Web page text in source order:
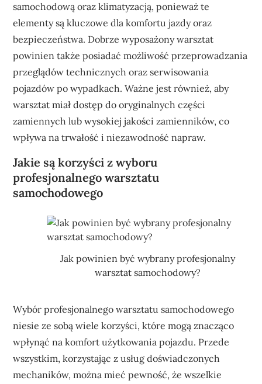
samochodową oraz klimatyzacją, ponieważ te
elementy są kluczowe dla komfortu jazdy oraz
bezpieczeństwa. Dobrze wyposażony warsztat
powinien także posiadać możliwość przeprowadzania
przeglądów technicznych oraz serwisowania
pojazdów po wypadkach. Ważne jest również, aby
warsztat miał dostęp do oryginalnych części
zamiennych lub wysokiej jakości zamienników, co
wpływa na trwałość i niezawodność napraw.
Jakie są korzyści z wyboru
profesjonalnego warsztatu
samochodowego
Jak powinien być wybrany profesjonalny
warsztat samochodowy?
Wybór profesjonalnego warsztatu samochodowego
niesie ze sobą wiele korzyści, które mogą znacząco
wpłynąć na komfort użytkowania pojazdu. Przede
wszystkim, korzystając z usług doświadczonych
mechaników, można mieć pewność, że wszelkie